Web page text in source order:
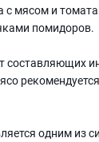
и
помидоров.
составляющих
одним из